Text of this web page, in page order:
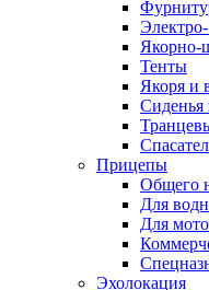
Якорно-
Тенты
Якоря и
Сиденья
Прицепы
Общего
Для
Для
Эхолокация